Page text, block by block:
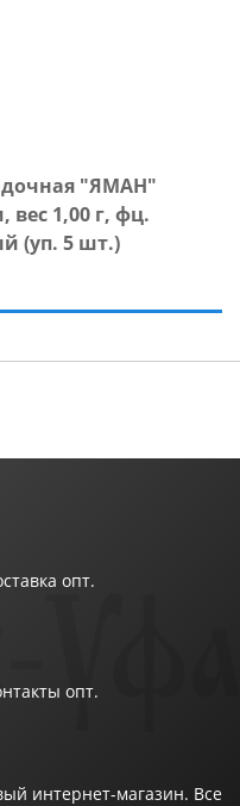
"ЯМАН"
1,00 г, фц.
(уп. 5 шт.)
опт.
опт.
интернет-магазин. Все